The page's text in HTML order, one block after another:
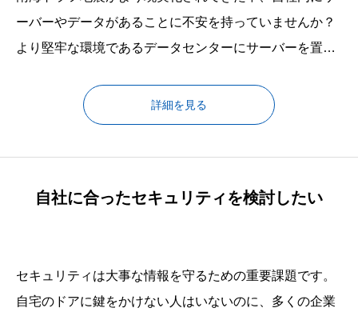
ーバーやデータがあることに不安を持っていませんか？
より堅牢な環境であるデータセンターにサーバーを置
が一の事態に備えることができます。顧客の情報や販売
管理のデータ、重要な資産が残れば災害の後も事業を継
詳細を見る
自社に合ったセキュリティを検討したい
セキュリティは大事な情報を守るための重要課題です。
自宅のドアに鍵をかけない人はいないのに、多くの企業